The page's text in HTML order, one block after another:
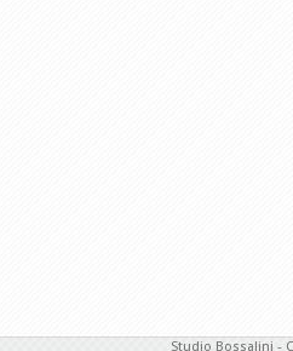
Studio Bossalini -